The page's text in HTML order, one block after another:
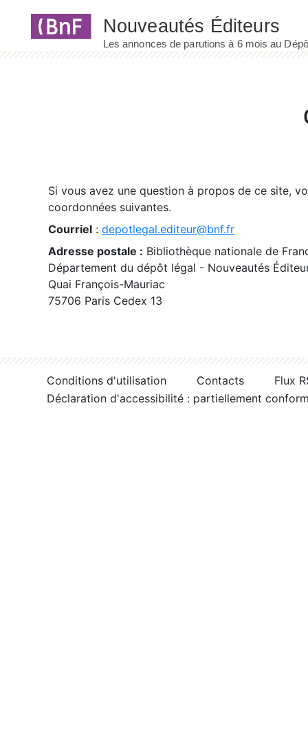
Si vous avez une question à propos de ce site,
coordonnées suivantes.
Courriel : depotlegal.editeur@bnf.fr
Adresse postale : Bibliothèque nationale de
Département du dépôt légal - Nouveautés
Quai François-Mauriac
75706 Paris Cedex 13
Conditions d'utilisation Contacts
Flux
Déclaration d'accessibilité : partiellement